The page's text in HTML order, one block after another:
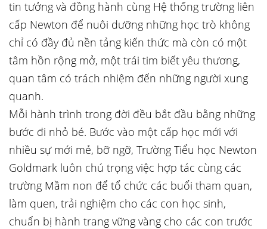
tin tưởng và đồng hành cùng Hệ thống trường liên
cấp Newton để nuôi dưỡng những học trò không
chỉ có đầy đủ nền tảng kiến thức mà còn có một
tâm hồn rộng mở, một trái tim biết yêu thương,
quan tâm có trách nhiệm đến những người xung
quanh.
Mỗi hành trình trong đời đều bắt đầu bằng những
bước đi nhỏ bé. Bước vào một cấp học mới với
nhiều sự mới mẻ, bỡ ngỡ, Trường Tiểu học Newton
Goldmark luôn chú trọng việc hợp tác cùng các
trường Mầm non để tổ chức các buổi tham quan,
làm quen, trải nghiệm cho các con học sinh,
chuẩn bị hành trang vững vàng cho các con trước